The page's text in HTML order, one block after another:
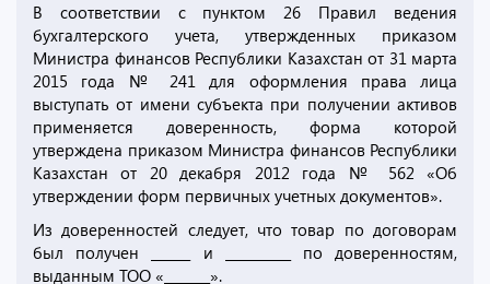
В соответствии с пунктом 26 Правил ведения
бухгалтерского учета, утвержденных приказом
Министра финансов Республики Казахстан от 31 марта
2015 года № 241 для оформления права лица
выступать от имени субъекта при получении активов
применяется доверенность, форма которой
утверждена приказом Министра финансов Республики
Казахстан от 20 декабря 2012 года № 562 «Об
утверждении форм первичных учетных документов».
Из доверенностей следует, что товар по договорам
был получен ______ и __________ по доверенностям,
выданным ТОО «_______».